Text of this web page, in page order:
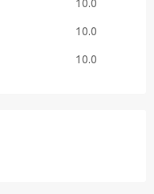
10.0
10.0
10.0